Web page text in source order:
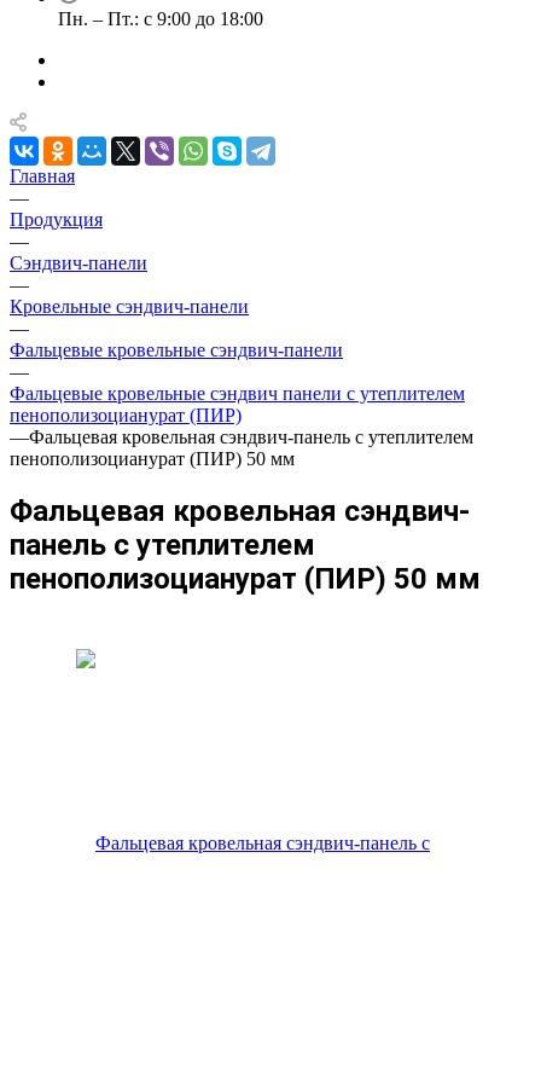
Пн. – Пт.: с 9:00 до 18:00
Главная
—
Продукция
—
Сэндвич-панели
—
Кровельные сэндвич-панели
—
Фальцевые кровельные сэндвич-панели
—
Фальцевые кровельные сэндвич панели с утеплителем
пенополизоцианурат (ПИР)
—Фальцевая кровельная сэндвич-панель с утеплителем
пенополизоцианурат (ПИР) 50 мм
Фальцевая кровельная сэндвич-
панель с утеплителем
пенополизоцианурат (ПИР) 50 мм